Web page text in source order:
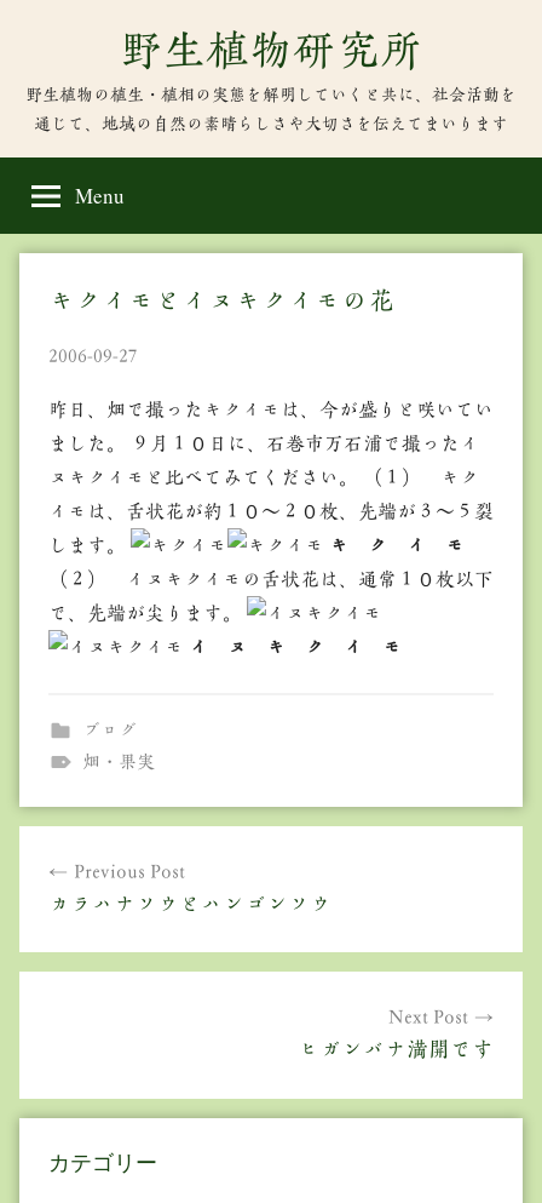
content
野生植物研究所
野生植物の植生・植相の実態を解明していくと共に、社会活動を
通じて、地域の自然の素晴らしさや大切さを伝えてまいります
Menu
キクイモとイヌキクイモの花
2006-09-27
昨日、畑で撮ったキクイモは、今が盛りと咲いてい
ました。 ９月１０日に、石巻市万石浦で撮ったイ
ヌキクイモと比べてみてください。 （１） キク
イモは、舌状花が約１０～２０枚、先端が３～５裂
します。
キ ク イ モ
（２） イヌキクイモの舌状花は、通常１０枚以下
で、先端が尖ります。
イ ヌ キ ク イ モ
ブログ
畑・果実
ビ
シ
Previous Post
カラハナソウとハンゴンソウ
Next Post
ヒガンバナ満開です
カテゴリー